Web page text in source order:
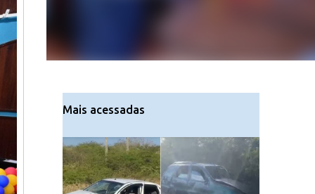
Mais acessadas